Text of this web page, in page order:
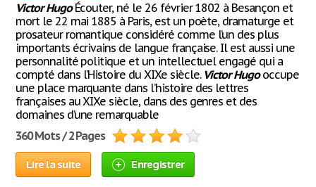
VictorHugoÉcouter, né le 26 février 1802 à Besançon et
mort le 22 mai 1885 à Paris, est un poète, dramaturge et
prosateur romantique considéré comme l’un des plus
importants écrivains de langue française. Il est aussi une
personnalité politique et un intellectuel engagé qui a
compté dans l’Histoire du XIXe siècle. Victor Hugooccupe
une place marquante dans l’histoire des lettres
françaises au XIXe siècle, dans des genres et des
domaines d’une remarquable
360 Mots / 2 Pages
Lire la suite Enregistrer